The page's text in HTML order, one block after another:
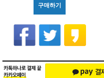
구매하기